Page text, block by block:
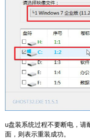
u盘装系统过程不要断电，请
面，则表示重装成功。